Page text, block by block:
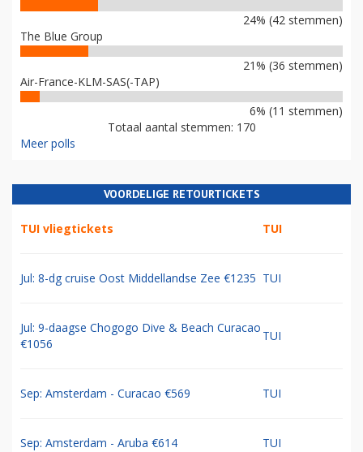
24% (42 stemmen)
The Blue Group
21% (36 stemmen)
Air-France-KLM-SAS(-TAP)
6% (11 stemmen)
Totaal aantal stemmen: 170
Meer polls
VOORDELIGE RETOURTICKETS
TUI vliegtickets TUI
Jul: 8-dg cruise Oost Middellandse Zee €1235 TUI
Jul: 9-daagse Chogogo Dive & Beach Curacao
€1056
TUI
Sep: Amsterdam - Curacao €569 TUI
Sep: Amsterdam - Aruba €614 TUI